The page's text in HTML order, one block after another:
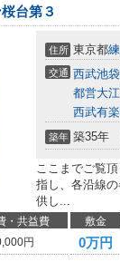
台第３
住所 東京都
交通 西武池
都営大
西武有
築年 築35年
ここまでご覧
指し、各沿線
供し...
・共益費 敷金
円 0万円